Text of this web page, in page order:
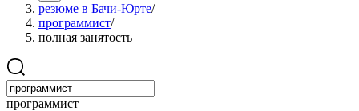
резюме в Бачи-Юрте/
программист/
полная занятость
программист